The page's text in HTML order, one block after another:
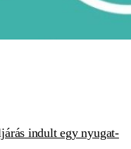
indult egy nyugat-